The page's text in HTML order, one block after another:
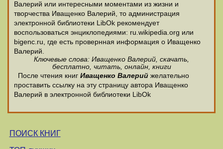
Валерий или интересными моментами из жизни и
творчества Иващенко Валерий, то администрация
электронной библиотеки LibOk рекомендует
воспользоваться энциклопедиями: ru.wikipedia.org или
bigenc.ru, где есть провернная информация о Иващенко
Валерий.
Ключевые слова: Иващенко Валерий, скачать,
бесплатно, читать, онлайн, книги
После чтения книг Иващенко Валерий желательно
проставить ссылку на эту страницу автора Иващенко
Валерий в электронной библиотеки LibOk
ПОИСК КНИГ